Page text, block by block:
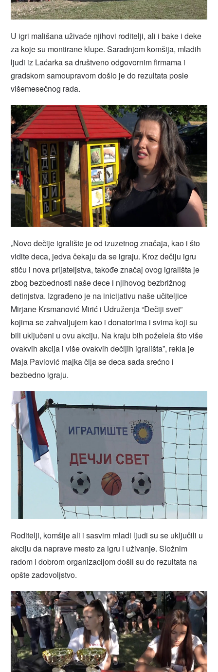
U igri mališana uživaće njihovi roditelji, ali i bake i deke
za koje su montirane klupe. Saradnjom komšija, mladih
ljudi iz Laćarka sa društveno odgovornim firmama i
gradskom samoupravom došlo je do rezultata posle
višemesečnog rada.
„Novo dečije igralište je od izuzetnog značaja, kao i što
vidite deca, jedva čekaju da se igraju. Kroz dečiju igru
stiču i nova prijateljstva, takođe značaj ovog igrališta je
zbog bezbednosti naše dece i njihovog bezbrižnog
detinjstva. Izgrađeno je na inicijativu naše učiteljice
Mirjane Krsmanović Mirić i Udruženja “Dečiji svet”
kojima se zahvaljujem kao i donatorima i svima koji su
bili uključeni u ovu akciju. Na kraju bih poželela što više
ovakvih akcija i više ovakvih dečijih igrališta”, rekla je
Maja Pavlović majka čija se deca sada srećno i
bezbedno igraju.
Roditelji, komšije ali i sasvim mladi ljudi su se uključili u
akciju da naprave mesto za igru i uživanje. Složnim
radom i dobrom organizacijom došli su do rezultata na
opšte zadovoljstvo.